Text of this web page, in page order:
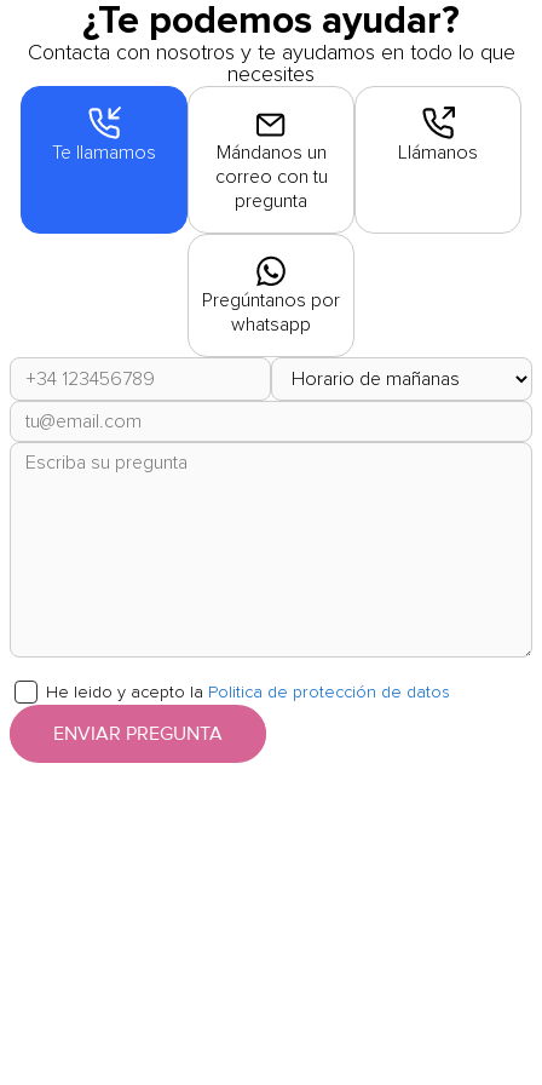
¿Te podemos ayudar?
Contacta con nosotros y te ayudamos en todo lo que
necesites
Te llamamos
Mándanos un
correo con tu
pregunta
Llámanos
Pregúntanos por
whatsapp
He leido y acepto la Politica de protección de datos
ENVIAR PREGUNTA